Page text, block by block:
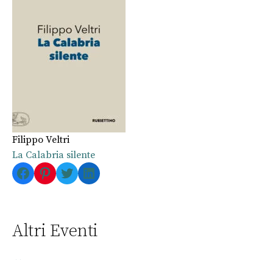
Filippo Veltri
La Calabria silente
Facebook
Pinterest
TwitterLinkedIn
Altri Eventi